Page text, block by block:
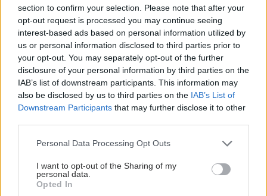
section to confirm your selection. Please note that after your
opt-out request is processed you may continue seeing
interest-based ads based on personal information utilized by
us or personal information disclosed to third parties prior to
your opt-out. You may separately opt-out of the further
disclosure of your personal information by third parties on the
IAB’s list of downstream participants. This information may
also be disclosed by us to third parties on the IAB’s List of
Downstream Participants that may further disclose it to other
Please note that this website/app uses one or more Google
not limited to your visit or usage behaviour. You may click to
grant or deny consent to Google and its third-party tags to
use your data for below specified purposes in below Google
Personal Data Processing Opt Outs
I want to opt-out of the Sharing of my
personal data.
Opted In